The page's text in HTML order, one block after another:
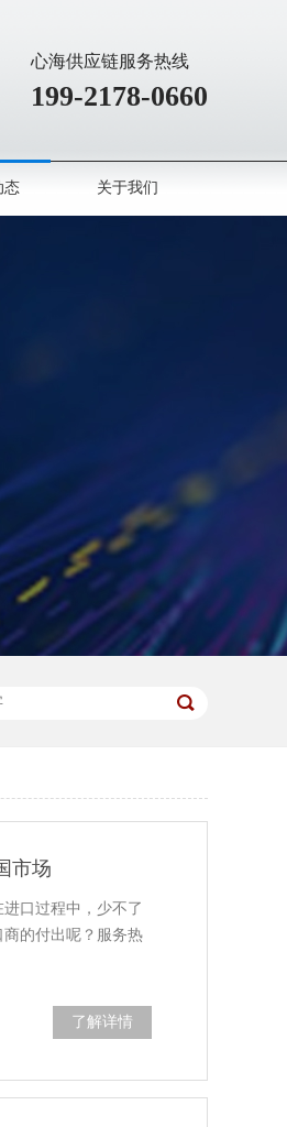
心海供应链服务热线
199-2178-0660
态 关于我们
市场
口过程中，少不了
的付出呢？服务热
了解详情